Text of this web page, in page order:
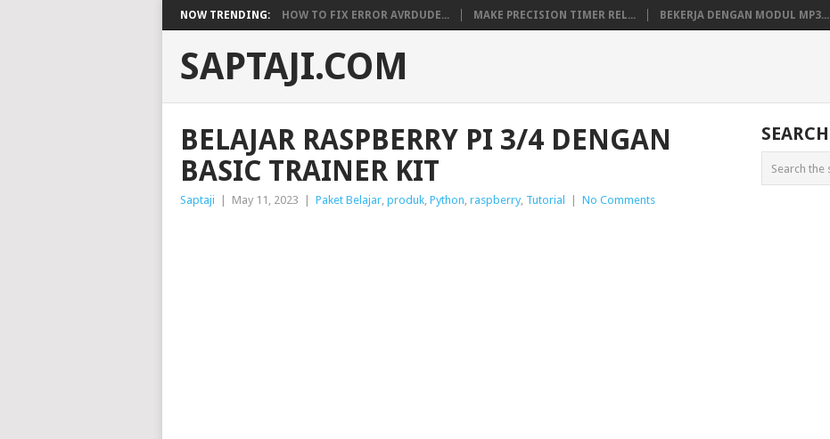
NOW TRENDING: HOW TO FIX ERROR AVRDUDE... MAKE PRECISION TIMER REL... BEKERJA DENGAN MODUL MP3...
SAPTAJI.COM
BELAJAR RASPBERRY PI 3/4 DENGAN
BASIC TRAINER KIT
Saptaji May 11, 2023 Paket Belajar, produk, Python, raspberry, Tutorial No Comments
SEARCH